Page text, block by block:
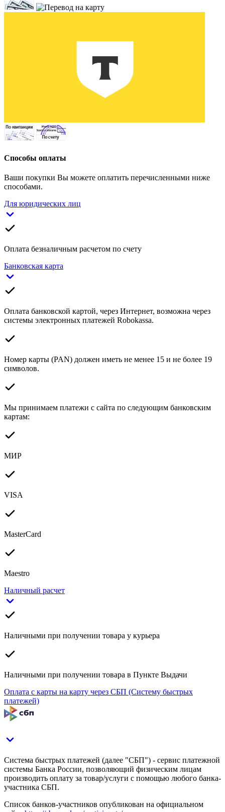
Способы оплаты
Ваши покупки Вы можете оплатить перечисленными ниже
способами.
Для юридических лиц
Оплата безналичным расчетом по счету
Банковская карта
Оплата банковской картой, через Интернет, возможна через
системы электронных платежей Robokassa.
Номер карты (PAN) должен иметь не менее 15 и не более 19
символов.
Мы принимаем платежи с сайта по следующим банковским
картам:
МИР
VISA
MasterCard
Maestro
Наличный расчет
Наличными при получении товара у курьера
Наличными при получении товара в Пункте Выдачи
Оплата с карты на карту через СБП (Систему быстрых
платежей)
Система быстрых платежей (далее "СБП") - сервис платежной
системы Банка России, позволяющий физическим лицам
производить оплату за товар/услуги с помощью любого банка-
участника СБП.
Список банков-участников опубликован на официальном